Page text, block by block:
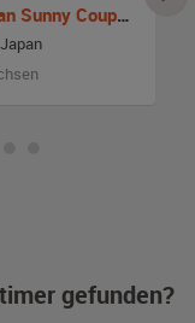
Nissan Sunny Coupe GTI
gefunden?